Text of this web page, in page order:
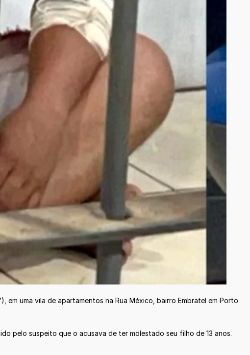
uma vila de apartamentos na Rua México, bairro Embratel em Porto
pelo suspeito que o acusava de ter molestado seu filho de 13 anos.